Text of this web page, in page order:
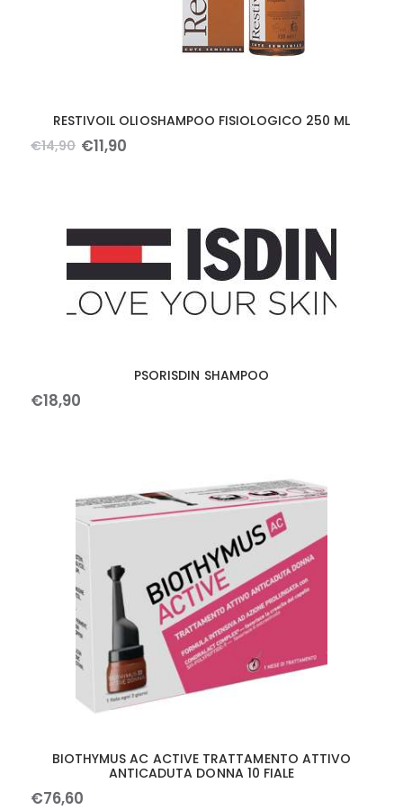
RESTIVOIL OLIOSHAMPOO FISIOLOGICO 250 ML
€14,90 €11,90
PSORISDIN SHAMPOO
€18,90
BIOTHYMUS AC ACTIVE TRATTAMENTO ATTIVO
ANTICADUTA DONNA 10 FIALE
€76,60